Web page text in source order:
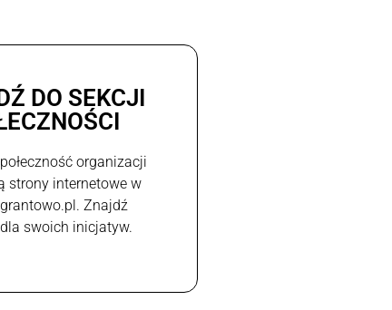
DO SEKCJI
organizacji
strony internetowe w
Znajdź
swoich inicjatyw.